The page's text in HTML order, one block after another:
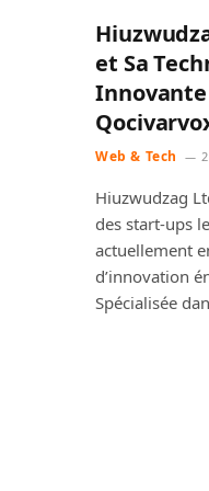
et Sa
Web & Tech
Hiuzwudzag
des start-ups
actuellement
d’innovation
Spécialisée